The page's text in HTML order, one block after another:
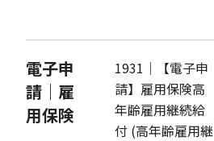
電子申
請｜雇
用保険
1931｜【電子申
請】雇用保険高
年齢雇用継続給
付 (高年齢雇用継